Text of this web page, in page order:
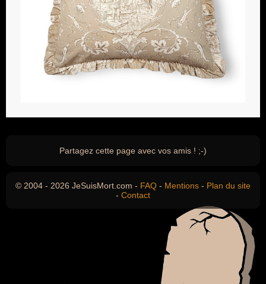
Partagez cette page avec vos amis ! ;-)
© 2004 - 2026 JeSuisMort.com - FAQ - Mentions - Plan du site
- Contact